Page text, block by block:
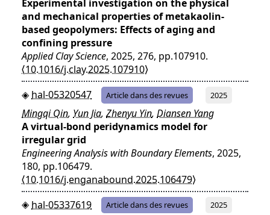
Experimental investigation on the physical
and mechanical properties of metakaolin-
based geopolymers: Effects of aging and
confining pressure
Applied Clay Science, 2025, 276, pp.107910.
⟨10.1016/j.clay.2025.107910⟩
hal-05320547
Article dans des revues 2025
Mingqi Qin, Yun Jia, Zhenyu Yin, Diansen Yang
A virtual-bond peridynamics model for
irregular grid
Engineering Analysis with Boundary Elements, 2025,
180, pp.106479.
⟨10.1016/j.enganabound.2025.106479⟩
hal-05337619
Article dans des revues 2025